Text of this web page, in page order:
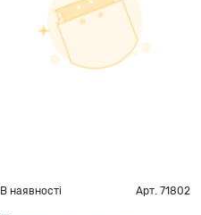
В наявності Арт. 71802